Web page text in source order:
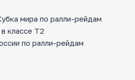
мира по ралли-рейдам
классе Т2
по ралли-рейдам